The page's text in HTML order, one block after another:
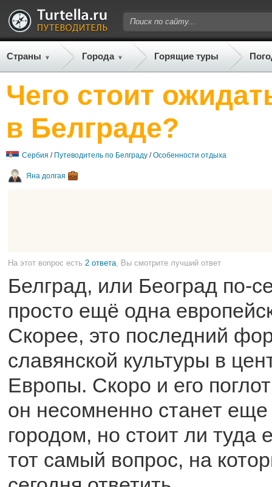
Страны Города Горящие туры
Чего стоит
в Белграде?
Сербия / Путеводитель по Белграду /Особенности отдыха
Яна долгая
На этот вопрос есть 2 ответа , Вы смотрите лучший ответ
Белград, или Београд по-
просто ещё одна
Скорее, это последний
славянской культуры в
Европы. Скоро и его
он несомненно станет
городом, но стоит ли туда
тот самый вопрос, на